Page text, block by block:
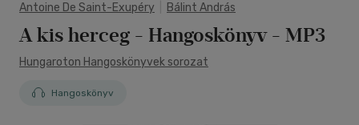
Antoine De Saint-Exupéry Bálint András
A kis herceg - Hangoskönyv - MP3
Hungaroton Hangoskönyvek sorozat
Hangoskönyv